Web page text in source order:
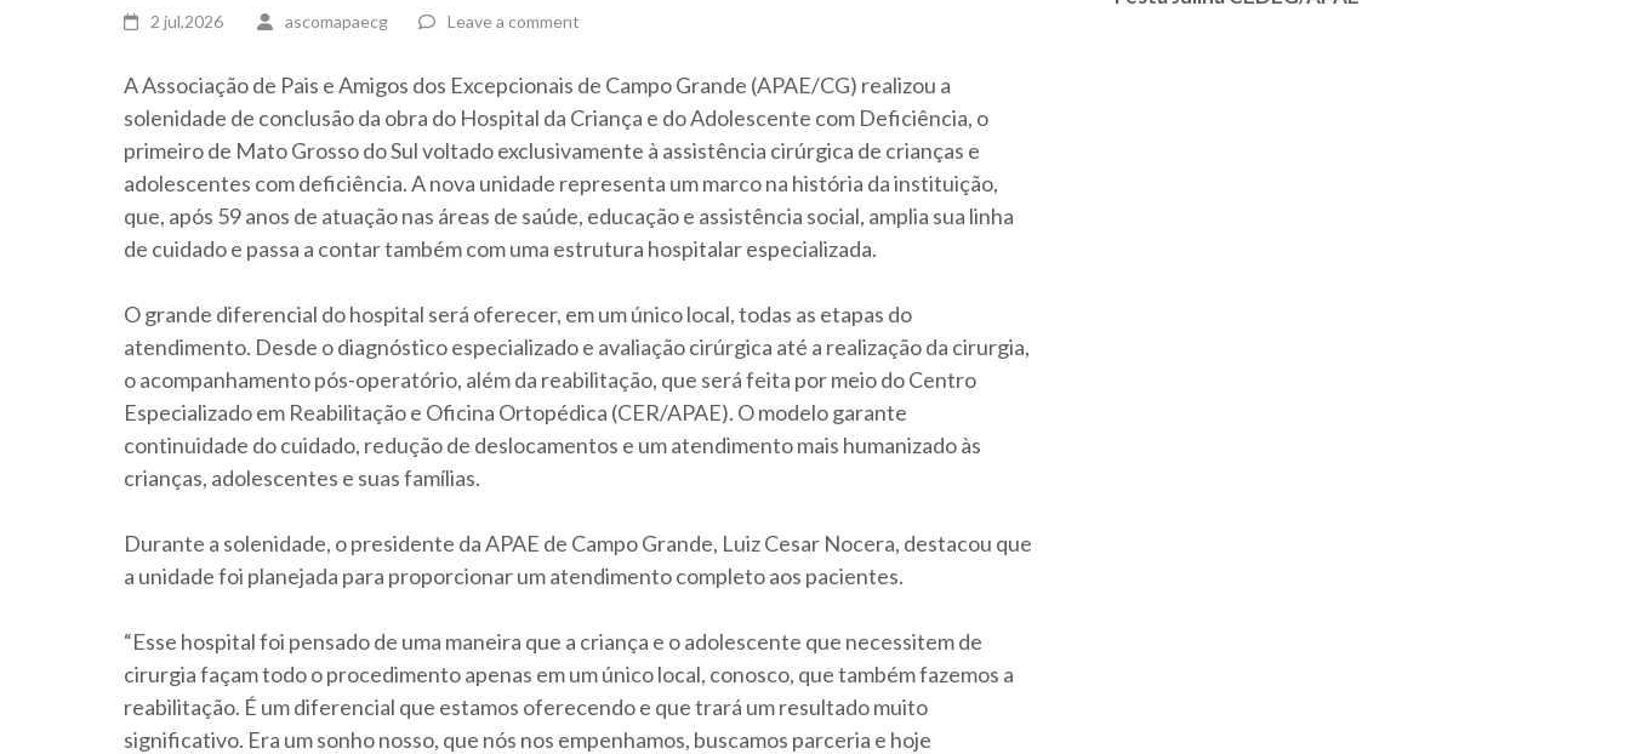
2 jul,2026 ascomapaecg Leave a comment
A Associação de Pais e Amigos dos Excepcionais de Campo Grande (APAE/CG) realizou a
solenidade de conclusão da obra do Hospital da Criança e do Adolescente com Deficiência, o
primeiro de Mato Grosso do Sul voltado exclusivamente à assistência cirúrgica de crianças e
adolescentes com deficiência. A nova unidade representa um marco na história da instituição,
que, após 59 anos de atuação nas áreas de saúde, educação e assistência social, amplia sua linha
de cuidado e passa a contar também com uma estrutura hospitalar especializada.
O grande diferencial do hospital será oferecer, em um único local, todas as etapas do
atendimento. Desde o diagnóstico especializado e avaliação cirúrgica até a realização da cirurgia,
o acompanhamento pós-operatório, além da reabilitação, que será feita por meio do Centro
Especializado em Reabilitação e Oficina Ortopédica (CER/APAE). O modelo garante
continuidade do cuidado, redução de deslocamentos e um atendimento mais humanizado às
crianças, adolescentes e suas famílias.
Durante a solenidade, o presidente da APAE de Campo Grande, Luiz Cesar Nocera, destacou que
a unidade foi planejada para proporcionar um atendimento completo aos pacientes.
“Esse hospital foi pensado de uma maneira que a criança e o adolescente que necessitem de
cirurgia façam todo o procedimento apenas em um único local, conosco, que também fazemos a
reabilitação. É um diferencial que estamos oferecendo e que trará um resultado muito
significativo. Era um sonho nosso, que nós nos empenhamos, buscamos parceria e hoje